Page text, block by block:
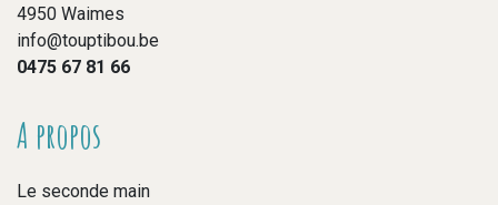
4950 Waimes
info@touptibou.be
0475 67 81 66
A propos
Le seconde main